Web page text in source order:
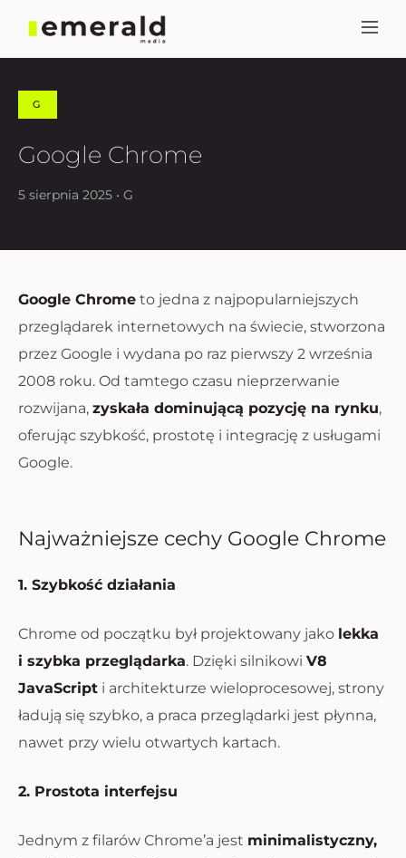
G
Google Chrome
5 sierpnia 2025 • G
Google Chrome to jedna z najpopularniejszych
przeglądarek internetowych na świecie, stworzona
przez Google i wydana po raz pierwszy 2 września
2008 roku. Od tamtego czasu nieprzerwanie
rozwijana, zyskała dominującą pozycję na rynku,
oferując szybkość, prostotę i integrację z usługami
Google.
Najważniejsze cechy Google Chrome
1. Szybkość działania
Chrome od początku był projektowany jako lekka
i szybka przeglądarka. Dzięki silnikowi V8
JavaScript i architekturze wieloprocesowej, strony
ładują się szybko, a praca przeglądarki jest płynna,
nawet przy wielu otwartych kartach.
2. Prostota interfejsu
Jednym z filarów Chrome’a jest minimalistyczny,